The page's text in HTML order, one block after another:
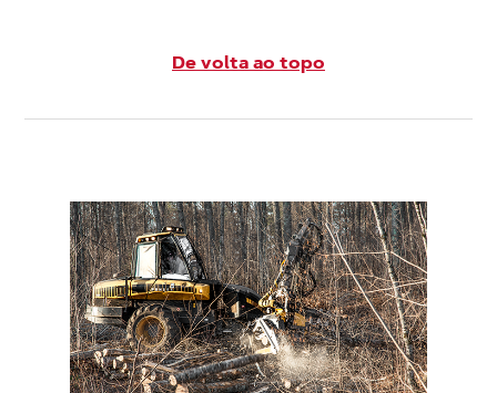
De volta ao topo